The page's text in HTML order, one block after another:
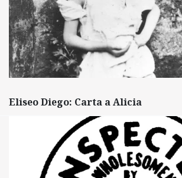
Eliseo Diego: Carta a Alicia